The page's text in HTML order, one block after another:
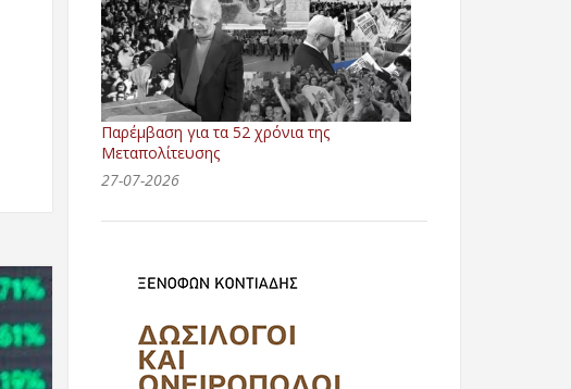
Παρέμβαση για τα 52 χρόνια της
Μεταπολίτευσης
27-07-2026